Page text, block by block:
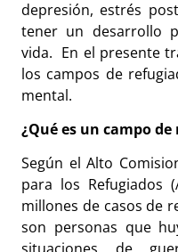
depresión, estrés
tener un desarrollo
vida. En el presente
los campos de
mental.
¿Qué es un campo
Según el Alto
para los Refugiados
millones de casos de
son personas que